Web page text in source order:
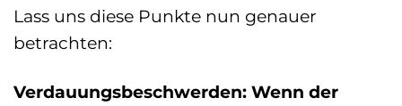
Lass uns diese Punkte nun genauer
betrachten:
Verdauungsbeschwerden: Wenn der